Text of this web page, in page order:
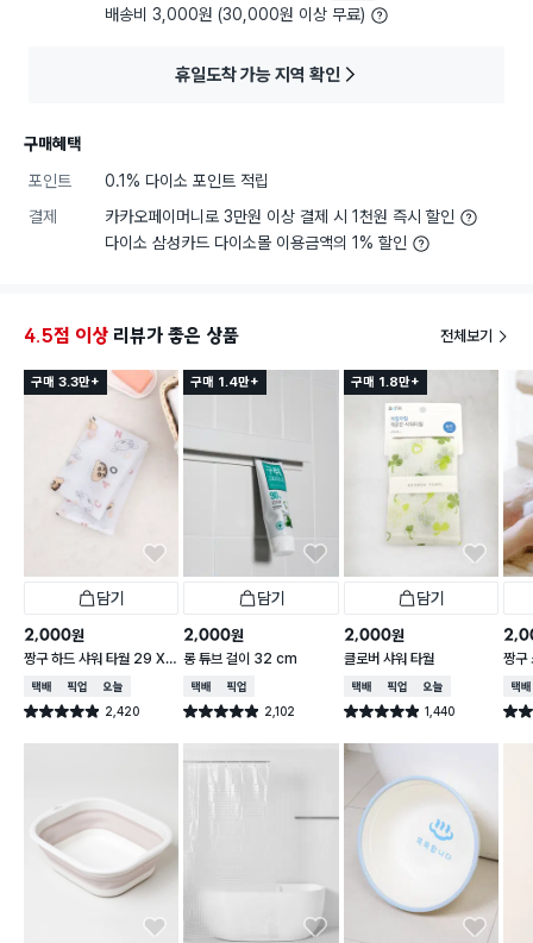
배송비 3,000원 (30,000원 이상 무료)
휴일도착 가능 지역 확인
구매혜택
포인트
0.1% 다이소 포인트 적립
결제
카카오페이머니로 3만원 이상 결제 시 1천원 즉시 할인
다이소 삼성카드 다이소몰 이용금액의 1% 할인
4.5점 이상 리뷰가 좋은 상품 전체보기
구매 3.3만+
담기
2,000원
짱구 하드 샤워 타월 29 X
95 cm
택배배송매장픽업오늘배송
별점 4.9점 2,420
건 작성
구매 1.4만+
담기
2,000원
롱 튜브 걸이 32 cm
택배배송매장픽업
별점 4.9점 2,102
건 작성
구매 1.8만+
담기
2,000원
클로버 샤워 타월
택배배송매장픽업오늘배송
별점 4.9점 1,440
건 작성
짱구
X
택배
별점